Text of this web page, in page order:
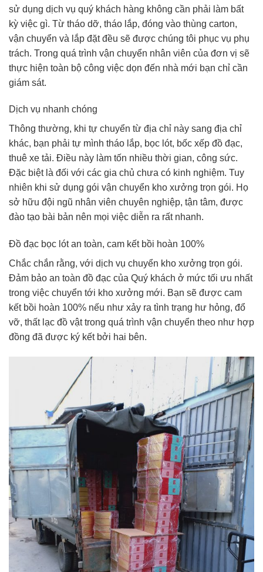
sử dụng dịch vụ quý khách hàng không cần phải làm bất
kỳ việc gì. Từ tháo dỡ, tháo lắp, đóng vào thùng carton,
vận chuyển và lắp đặt đều sẽ được chúng tôi phục vụ phụ
trách. Trong quá trình vận chuyển nhân viên của đơn vị sẽ
thực hiện toàn bộ công việc dọn đến nhà mới bạn chỉ cần
giám sát.
Dịch vụ nhanh chóng
Thông thường, khi tự chuyển từ địa chỉ này sang địa chỉ
khác, bạn phải tự mình tháo lắp, bọc lót, bốc xếp đồ đạc,
thuê xe tải. Điều này làm tốn nhiều thời gian, công sức.
Đặc biệt là đối với các gia chủ chưa có kinh nghiệm. Tuy
nhiên khi sử dụng gói vận chuyển kho xưởng trọn gói. Họ
sở hữu đội ngũ nhân viên chuyên nghiệp, tận tâm, được
đào tạo bài bản nên mọi việc diễn ra rất nhanh.
Đồ đạc bọc lót an toàn, cam kết bồi hoàn 100%
Chắc chắn rằng, với dịch vụ chuyển kho xưởng trọn gói.
Đảm bảo an toàn đồ đạc của Quý khách ở mức tối ưu nhất
trong việc chuyển tới kho xưởng mới. Bạn sẽ được cam
kết bồi hoàn 100% nếu như xảy ra tình trạng hư hỏng, đổ
vỡ, thất lạc đồ vật trong quá trình vận chuyển theo như hợp
đồng đã được ký kết bởi hai bên.